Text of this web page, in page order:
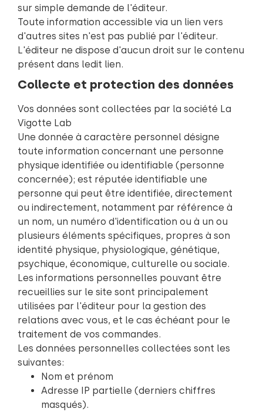
sur simple demande de l'éditeur.
Toute information accessible via un lien vers
d'autres sites n'est pas publié par l'éditeur.
L'éditeur ne dispose d'aucun droit sur le contenu
présent dans ledit lien.
Collecte et protection des données
Vos données sont collectées par la société La
Vigotte Lab
Une donnée à caractère personnel désigne
toute information concernant une personne
physique identifiée ou identifiable (personne
concernée); est réputée identifiable une
personne qui peut être identifiée, directement
ou indirectement, notamment par référence à
un nom, un numéro d'identification ou à un ou
plusieurs éléments spécifiques, propres à son
identité physique, physiologique, génétique,
psychique, économique, culturelle ou sociale.
Les informations personnelles pouvant être
recueillies sur le site sont principalement
utilisées par l'éditeur pour la gestion des
relations avec vous, et le cas échéant pour le
traitement de vos commandes.
Les données personnelles collectées sont les
suivantes:
Nom et prénom
Adresse IP partielle (derniers chiffres
masqués).